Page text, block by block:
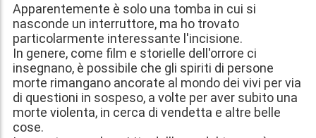
Apparentemente è solo una tomba in cui si
nasconde un interruttore, ma ho trovato
particolarmente interessante l'incisione.
In genere, come film e storielle dell'orrore ci
insegnano, è possibile che gli spiriti di persone
morte rimangano ancorate al mondo dei vivi per via
di questioni in sospeso, a volte per aver subito una
morte violenta, in cerca di vendetta e altre belle
cose.